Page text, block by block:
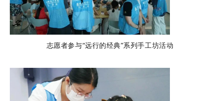
志愿者参与“远行的经典”系列手工坊活动